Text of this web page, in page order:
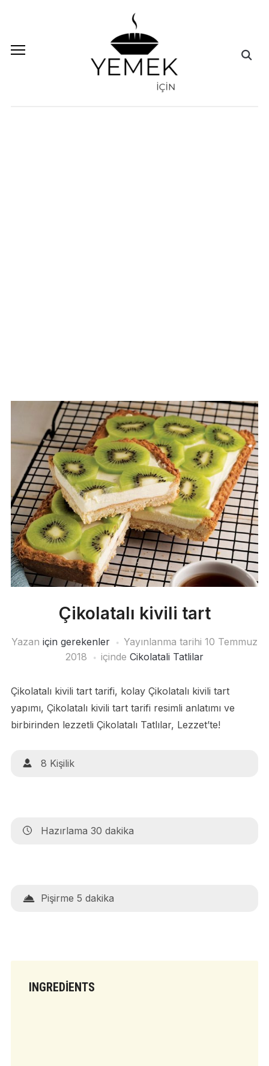
Çikolatalı kivili tart
Yazan için gerekenler Yayınlanma tarihi 10 Temmuz
2018
içinde Cikolatali Tatlilar
Çikolatalı kivili tart tarifi, kolay Çikolatalı kivili tart
yapımı, Çikolatalı kivili tart tarifi resimli anlatımı ve
birbirinden lezzetli Çikolatalı Tatlılar, Lezzet’te!
8 Kişilik
Hazırlama 30 dakika
Pişirme 5 dakika
INGREDIENTS